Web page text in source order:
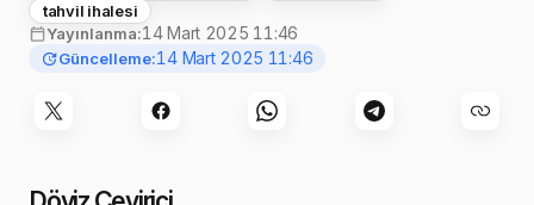
tahvil ihalesi
Yayınlanma:14 Mart 2025 11:46
Güncelleme:14 Mart 2025 11:46